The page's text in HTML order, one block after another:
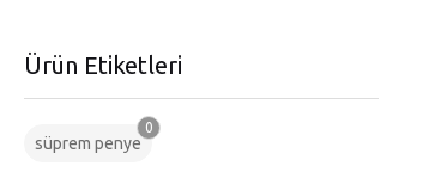
Ürün Etiketleri
0
süprem penye